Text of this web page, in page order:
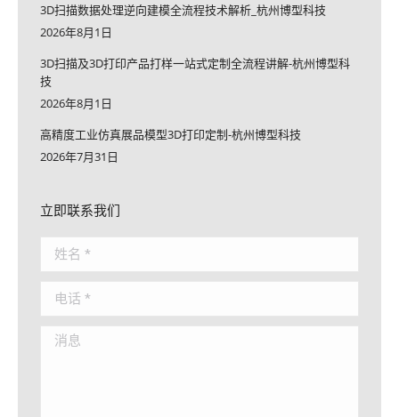
3D扫描数据处理逆向建模全流程技术解析_杭州博型科技
2026年8月1日
3D扫描及3D打印产品打样一站式定制全流程讲解-杭州博型科
技
2026年8月1日
高精度工业仿真展品模型3D打印定制-杭州博型科技
2026年7月31日
立即联系我们
姓名 *
电话 *
消息